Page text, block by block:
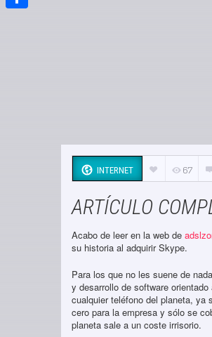
INTERNET 67
ARTÍCULO
Acabo de leer en la web de
su historia al adquirir Skype.
Para los que no les suene de
y desarrollo de software
cualquier teléfono del planeta, ya
cero para la empresa y sólo se
planeta sale a un coste irrisorio.